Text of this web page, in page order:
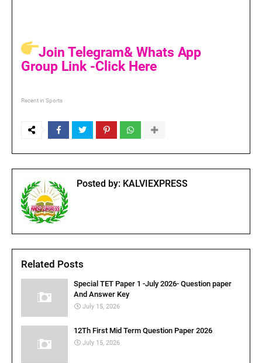
Join Telegram& Whats App
Group Link -Click Here
Recent in Sports
Posted by: KALVIEXPRESS
Related Posts
Special TET Paper 1 -July 2026- Question paper
And Answer Key
July 15, 2026
12Th First Mid Term Question Paper 2026
July 15, 2026